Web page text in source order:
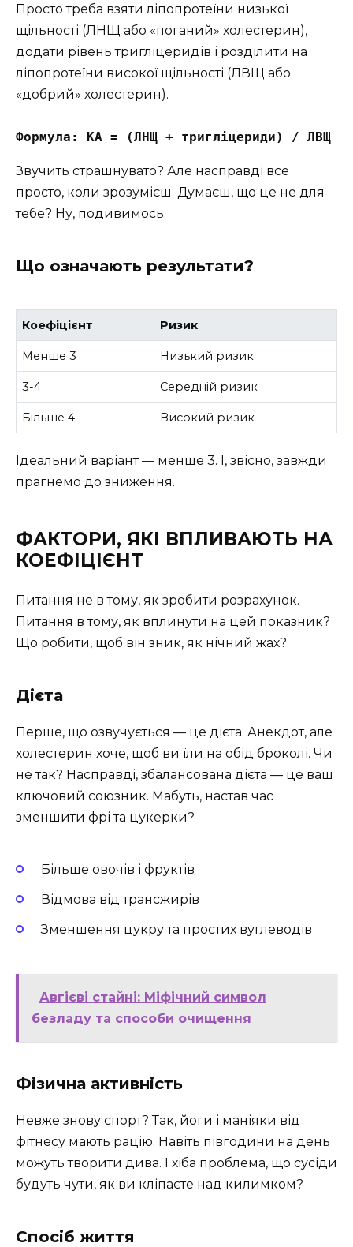
Просто треба взяти ліпопротеїни низької
щільності (ЛНЩ або «поганий» холестерин),
додати рівень тригліцеридів і розділити на
ліпопротеїни високої щільності (ЛВЩ або
«добрий» холестерин).
Формула: КА = (ЛНЩ + тригліцериди) / ЛВЩ
Звучить страшнувато? Але насправді все
просто, коли зрозумієш. Думаєш, що це не для
тебе? Ну, подивимось.
Що означають результати?
Коефіцієнт Ризик
Менше 3 Низький ризик
3-4 Середній ризик
Більше 4 Високий ризик
Ідеальний варіант — менше 3. І, звісно, завжди
прагнемо до зниження.
ФАКТОРИ, ЯКІ ВПЛИВАЮТЬ НА
КОЕФІЦІЄНТ
Питання не в тому, як зробити розрахунок.
Питання в тому, як вплинути на цей показник?
Що робити, щоб він зник, як нічний жах?
Дієта
Перше, що озвучується — це дієта. Анекдот, але
холестерин хоче, щоб ви їли на обід броколі. Чи
не так? Насправді, збалансована дієта — це ваш
ключовий союзник. Мабуть, настав час
зменшити фрі та цукерки?
Більше овочів і фруктів
Відмова від трансжирів
Зменшення цукру та простих вуглеводів
Авгієві стайні: Міфічний символ
безладу та способи очищення
Фізична активність
Невже знову спорт? Так, йоги і маніяки від
фітнесу мають рацію. Навіть півгодини на день
можуть творити дива. І хіба проблема, що сусіди
будуть чути, як ви кліпаєте над килимком?
Спосіб життя